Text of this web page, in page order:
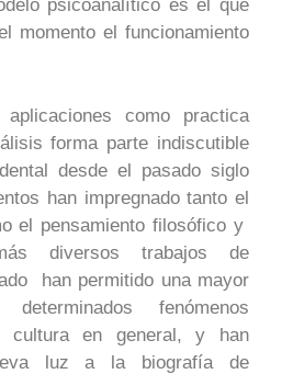
psicoanalítico es el que
momento el funcionamiento
como practica
forma parte indiscutible
desde el pasado siglo
han impregnado tanto el
el pensamiento filosófico y
diversos trabajos de
han permitido una mayor
fenómenos
en general, y han
luz a la biografía de